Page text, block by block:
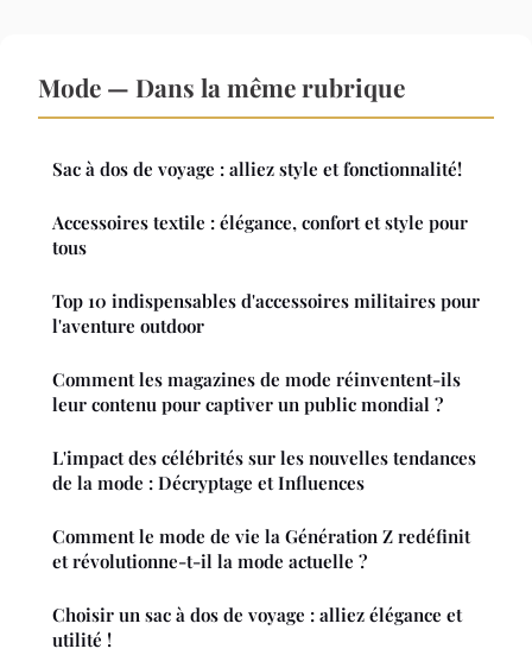
Mode — Dans la même rubrique
Sac à dos de voyage : alliez style et fonctionnalité!
Accessoires textile : élégance, confort et style pour
tous
Top 10 indispensables d'accessoires militaires pour
l'aventure outdoor
Comment les magazines de mode réinventent-ils
leur contenu pour captiver un public mondial ?
L'impact des célébrités sur les nouvelles tendances
de la mode : Décryptage et Influences
Comment le mode de vie la Génération Z redéfinit
et révolutionne-t-il la mode actuelle ?
Choisir un sac à dos de voyage : alliez élégance et
utilité !